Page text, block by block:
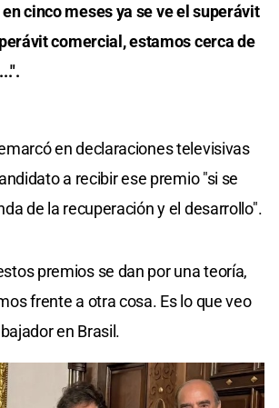
cinco meses ya se ve el superávit
comercial, estamos cerca de
en declaraciones televisivas
a recibir ese premio "si se
de la recuperación y el desarrollo".
premios se dan por una teoría,
frente a otra cosa. Es lo que veo
en Brasil.